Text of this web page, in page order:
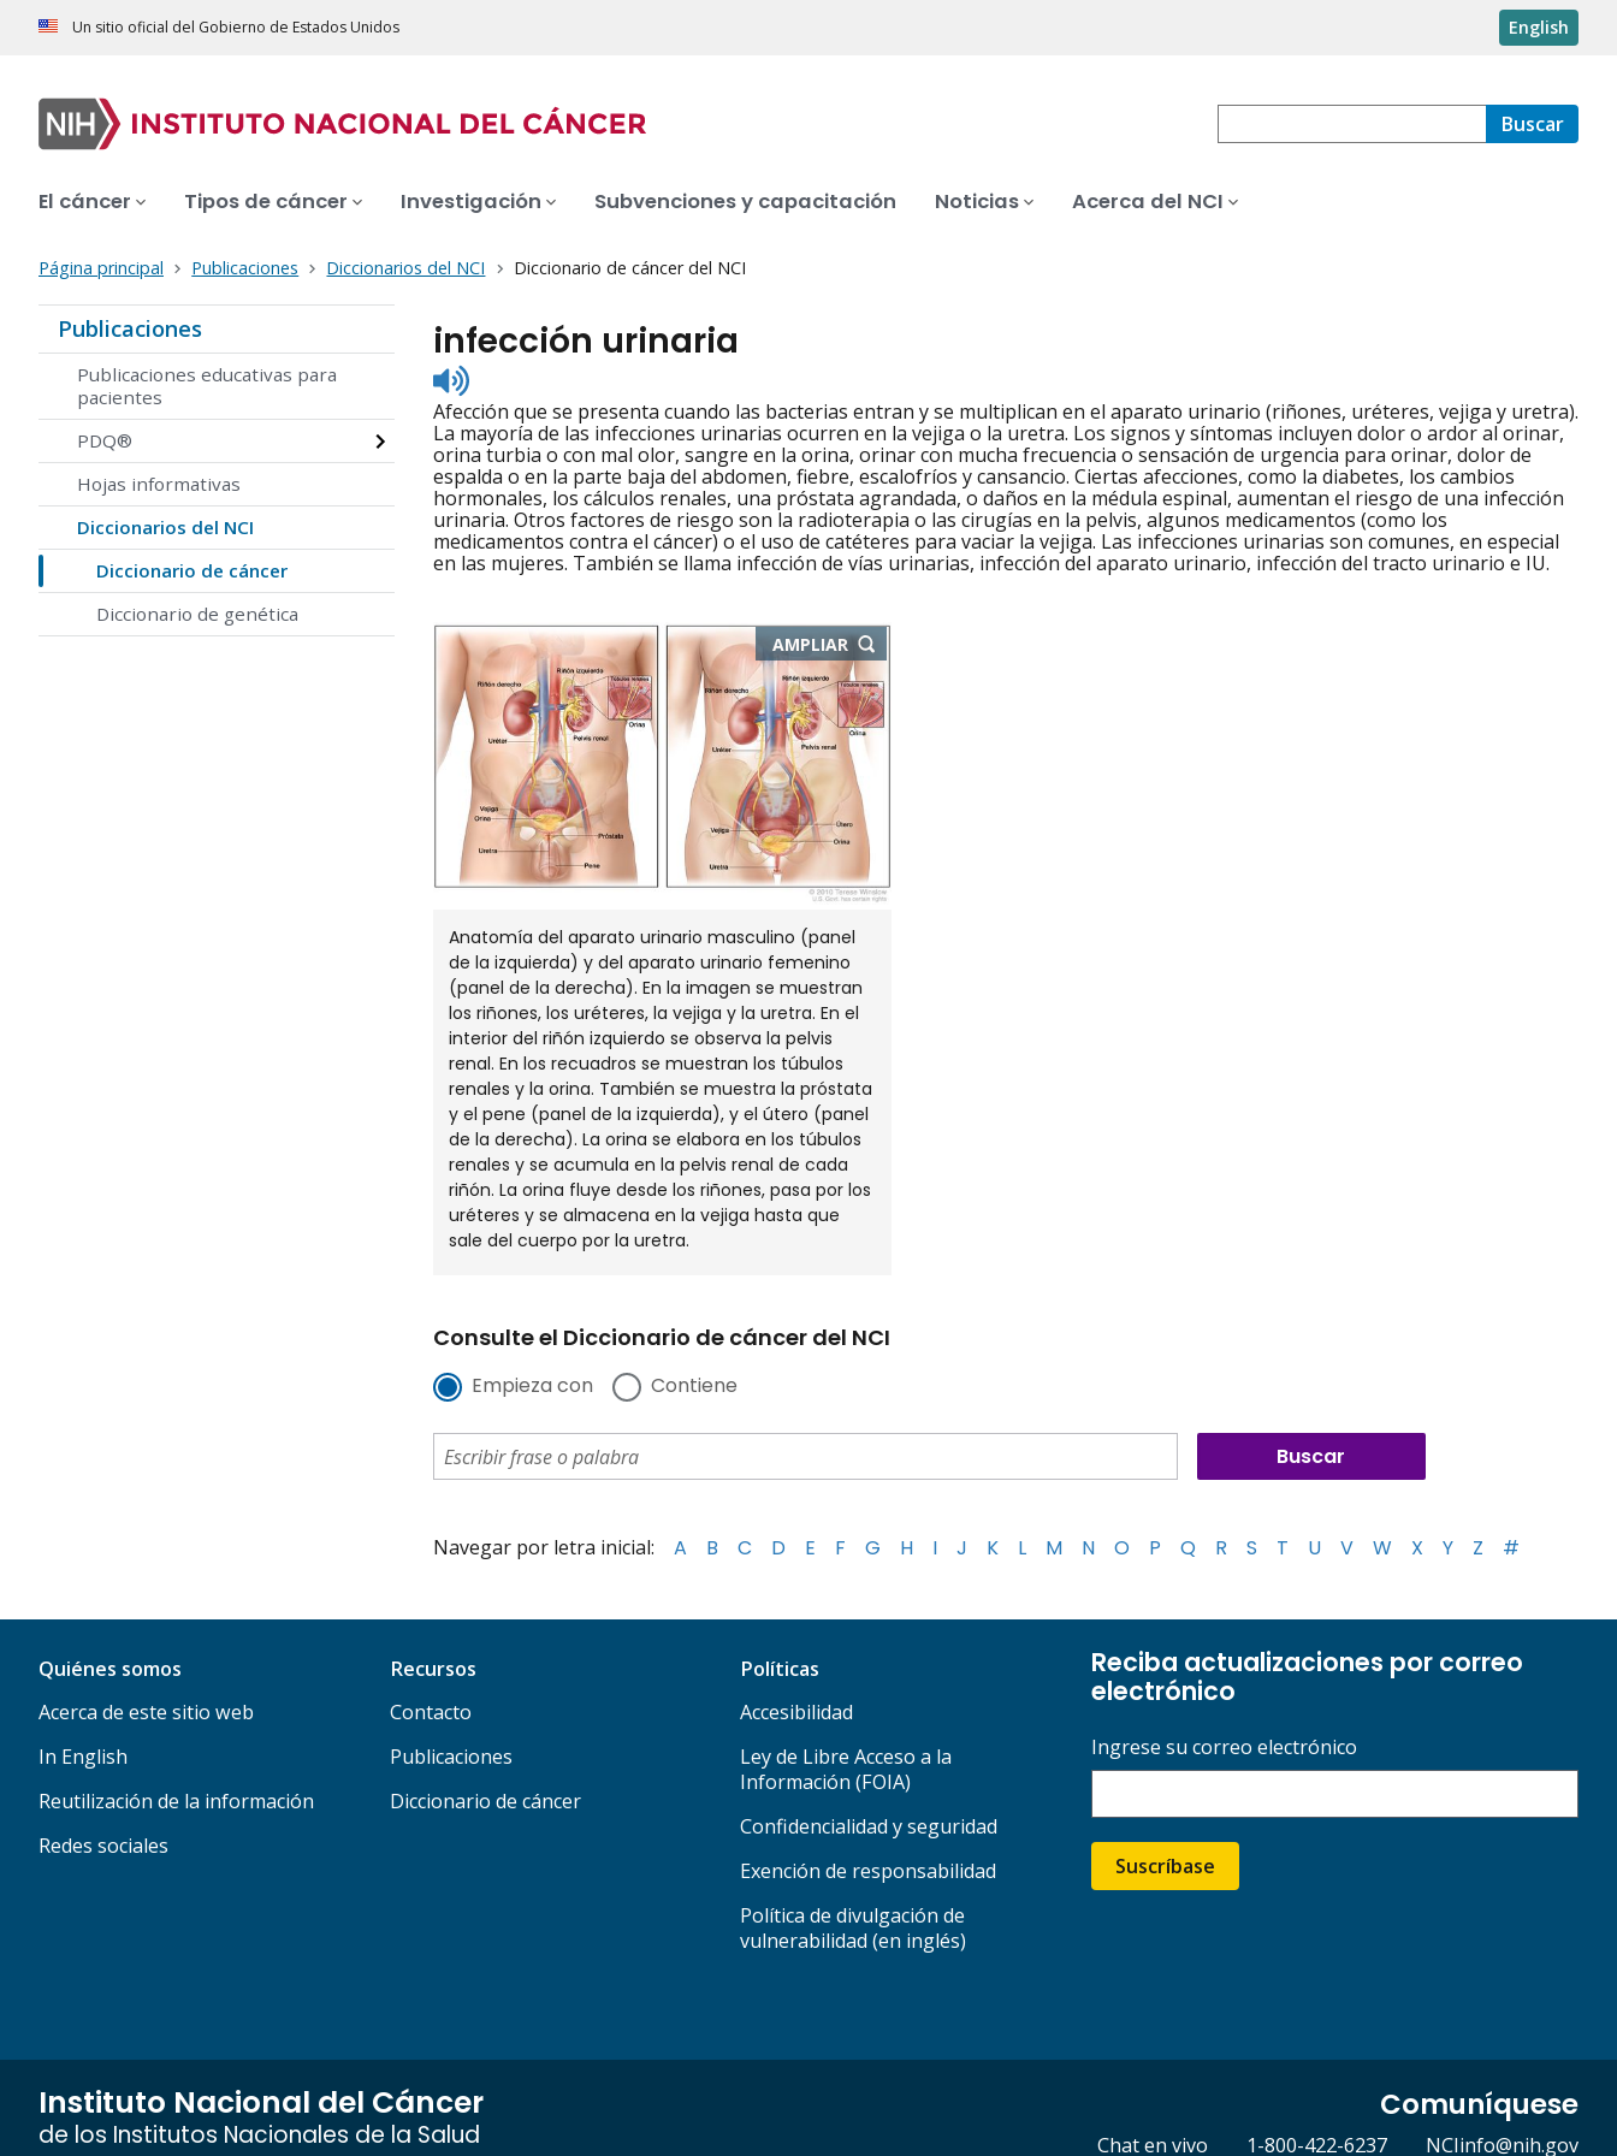
Un sitio oficial del Gobierno de Estados Unidos English
Buscar
El cáncer Tipos de cáncer Investigación Subvenciones y capacitación Noticias Acerca del NCI
Página principal Publicaciones Diccionarios del NCI Diccionario de cáncer del NCI
Publicaciones
Publicaciones educativas para
pacientes
PDQ®
Hojas informativas
Diccionarios del NCI
Diccionario de cáncer
Diccionario de genética
infección urinaria
Listen
to
pronunciation
Afección que se presenta cuando las bacterias entran y se multiplican en el aparato urinario (riñones, uréteres, vejiga y uretra).
La mayoría de las infecciones urinarias ocurren en la vejiga o la uretra. Los signos y síntomas incluyen dolor o ardor al orinar,
orina turbia o con mal olor, sangre en la orina, orinar con mucha frecuencia o sensación de urgencia para orinar, dolor de
espalda o en la parte baja del abdomen, fiebre, escalofríos y cansancio. Ciertas afecciones, como la diabetes, los cambios
hormonales, los cálculos renales, una próstata agrandada, o daños en la médula espinal, aumentan el riesgo de una infección
urinaria. Otros factores de riesgo son la radioterapia o las cirugías en la pelvis, algunos medicamentos (como los
medicamentos contra el cáncer) o el uso de catéteres para vaciar la vejiga. Las infecciones urinarias son comunes, en especial
en las mujeres. También se llama infección de vías urinarias, infección del aparato urinario, infección del tracto urinario e IU.
AMPLIAR-
ABRE
EN
NUEVA
VENTANA
Anatomía del aparato urinario masculino (panel
de la izquierda) y del aparato urinario femenino
(panel de la derecha). En la imagen se muestran
los riñones, los uréteres, la vejiga y la uretra. En el
interior del riñón izquierdo se observa la pelvis
renal. En los recuadros se muestran los túbulos
renales y la orina. También se muestra la próstata
y el pene (panel de la izquierda), y el útero (panel
de la derecha). La orina se elabora en los túbulos
renales y se acumula en la pelvis renal de cada
riñón. La orina fluye desde los riñones, pasa por los
uréteres y se almacena en la vejiga hasta que
sale del cuerpo por la uretra.
Consulte el Diccionario de cáncer del NCI
Empieza con Contiene
Navegar por letra inicial: A B C D E F G H I J K L M N O P Q R S T U V W X Y Z #
Quiénes somos
Acerca de este sitio web
In English
Reutilización de la información
Redes sociales
Recursos
Contacto
Publicaciones
Diccionario de cáncer
Políticas
Accesibilidad
Ley de Libre Acceso a la
Información (FOIA)
Confidencialidad y seguridad
Exención de responsabilidad
Política de divulgación de
vulnerabilidad (en inglés)
Reciba actualizaciones por correo
electrónico
Ingrese su correo electrónico
Suscríbase
Instituto Nacional del Cáncer
de los Institutos Nacionales de la Salud
Comuníquese
Chat en vivo 1-800-422-6237 NCIinfo@nih.gov